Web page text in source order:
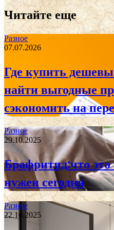
Читайте еще
Разное
07.07.2026
Где купить
найти выгодные
сэкономить на
Разное
29.10.2025
Брафритид:что это
нужен сегодня
Разное
22.10.2025